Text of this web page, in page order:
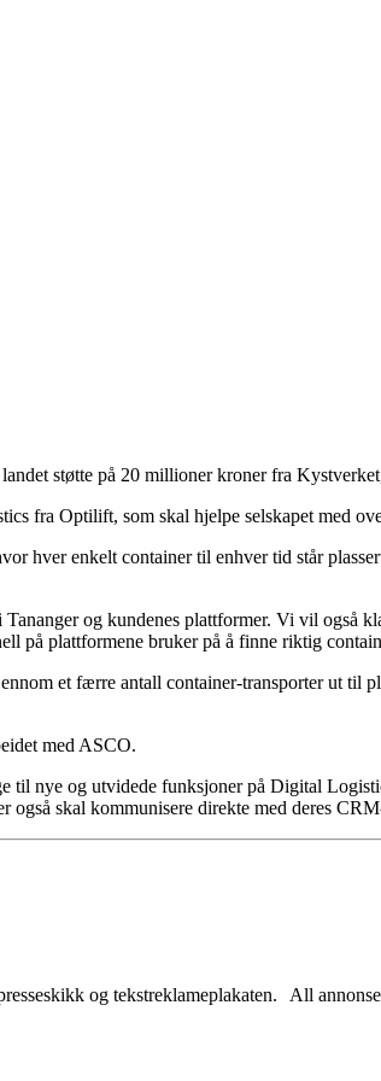
støtte på 20 millioner kroner fra
fra Optilift, som skal hjelpe selskapet med
hver enkelt container til enhver tid står
og kundenes plattformer. Vi vil også
på plattformene bruker på å finne riktig
et færre antall container-transporter ut
med ASCO.
nye og utvidede funksjoner på Digital
skal kommunisere direkte med deres
og tekstreklameplakaten. All